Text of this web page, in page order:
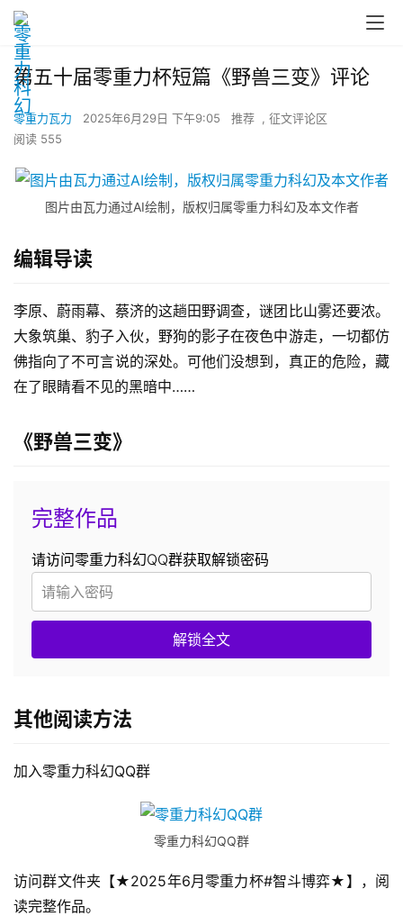
第五十届零重力杯短篇《野兽三变》评论
零重力瓦力 2025年6月29日 下午9:05 推荐 , 征文评论区
阅读 555
图片由瓦力通过AI绘制，版权归属零重力科幻及本文作者
编辑导读
李原、蔚雨幕、蔡济的这趟田野调查，谜团比山雾还要浓。
大象筑巢、豹子入伙，野狗的影子在夜色中游走，一切都仿
佛指向了不可言说的深处。可他们没想到，真正的危险，藏
在了眼睛看不见的黑暗中……
《野兽三变》
完整作品
请访问零重力科幻QQ群获取解锁密码
解锁全文
其他阅读方法
加入零重力科幻QQ群
零重力科幻QQ群
访问群文件夹【★2025年6月零重力杯#智斗博弈★】，阅
读完整作品。